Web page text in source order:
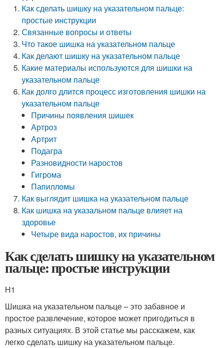
Как сделать шишку на указательном пальце:
простые инструкции
Связанные вопросы и ответы
Что такое шишка на указательном пальце
Как делают шишку на указательном пальце
Какие материалы используются для шишки на
указательном пальце
Как долго длится процесс изготовления шишки на
указательном пальце
Причины появления шишек
Артроз
Артрит
Подагра
Разновидности наростов
Гигрома
Папилломы
Как выглядит шишка на указательном пальце
Как шишка на указальном пальце влияет на
здоровье
Четыре вида наростов, их причины
Как сделать шишку на указательном
пальце: простые инструкции
H1
Шишка на указательном пальце – это забавное и
простое развлечение, которое может пригодиться в
разных ситуациях. В этой статье мы расскажем, как
легко сделать шишку на указательном пальце.